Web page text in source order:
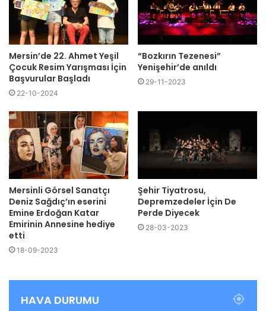
Mersin’de 22. Ahmet Yeşil
Çocuk Resim Yarışması İçin
Başvurular Başladı
22-10-2024
“Bozkırın Tezenesi”
Yenişehir’de anıldı
29-11-2023
Mersinli Görsel Sanatçı
Deniz Sağdıç’ın eserini
Emine Erdoğan Katar
Emirinin Annesine hediye
etti
18-09-2023
Şehir Tiyatrosu,
Depremzedeler İçin De
Perde Diyecek
28-03-2023
HAVA DURUMU